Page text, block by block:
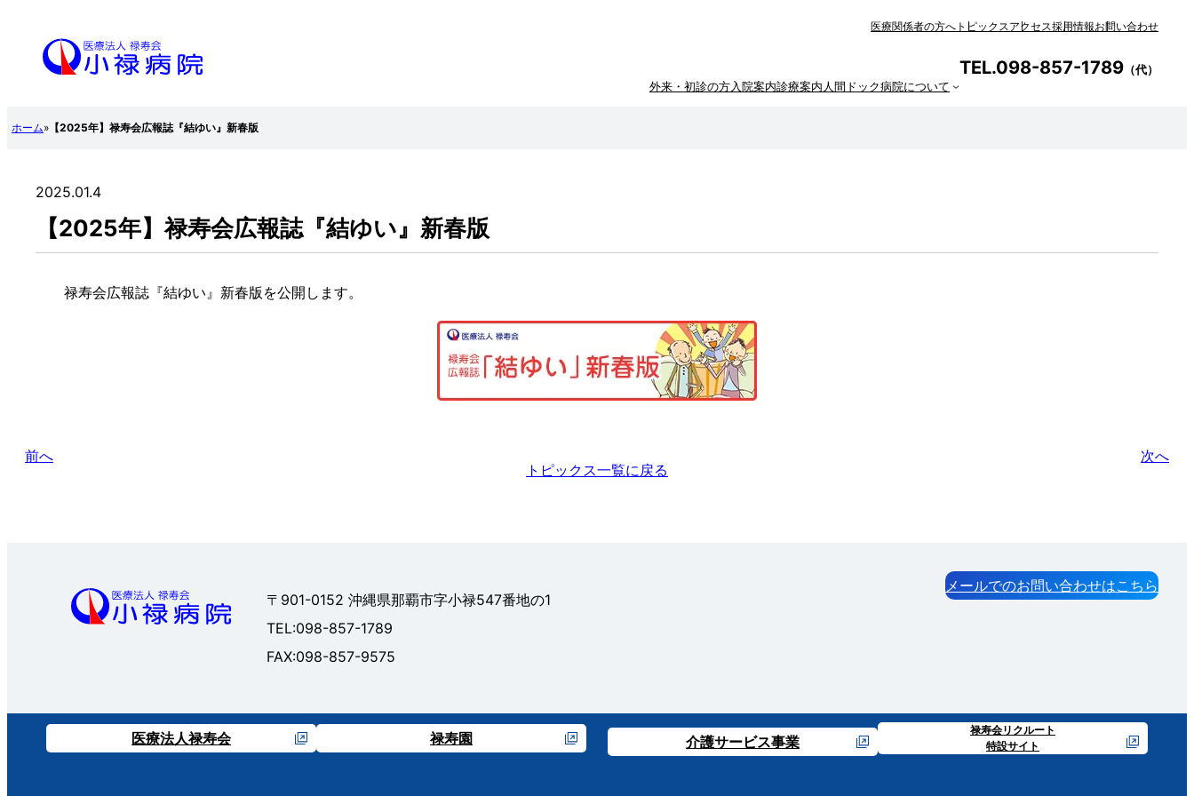
キ
医療関係者の方へ トピックスアクセス採用情報お問い合わせ
外来・初診の方入院案内診療案内 人間ドック病院について
TEL.098-857-1789 （代）
ホーム» 【2025年】禄寿会広報誌『結ゆい』新春版
2025.01.4
【2025年】禄寿会広報誌『結ゆい』新春版
禄寿会広報誌『結ゆい』新春版を公開します。
前へ
トピックス一覧に戻る
次へ
〒901-0152 沖縄県那覇市字小禄547番地の1
TEL:098-857-1789
FAX:098-857-9575
メールでのお問い合わせはこちら
医療法人禄寿会 禄寿園 介護サービス事業
禄寿会リクルート
特設サイト